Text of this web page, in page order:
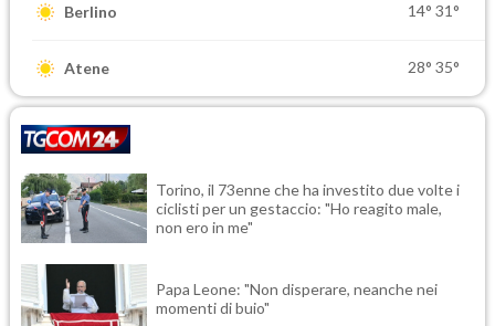
Berlino 14° 31°
Atene 28° 35°
Torino, il 73enne che ha investito due volte i
ciclisti per un gestaccio: "Ho reagito male,
non ero in me"
Papa Leone: "Non disperare, neanche nei
momenti di buio"